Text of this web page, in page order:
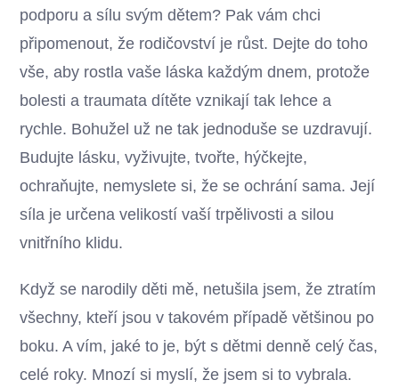
podporu a sílu svým dětem? Pak vám chci
připomenout, že rodičovství je růst. Dejte do toho
vše, aby rostla vaše láska každým dnem, protože
bolesti a traumata dítěte vznikají tak lehce a
rychle. Bohužel už ne tak jednoduše se uzdravují.
Budujte lásku, vyživujte, tvořte, hýčkejte,
ochraňujte, nemyslete si, že se ochrání sama. Její
síla je určena velikostí vaší trpělivosti a silou
vnitřního klidu.
Když se narodily děti mě, netušila jsem, že ztratím
všechny, kteří jsou v takovém případě většinou po
boku. A vím, jaké to je, být s dětmi denně celý čas,
celé roky. Mnozí si myslí, že jsem si to vybrala.